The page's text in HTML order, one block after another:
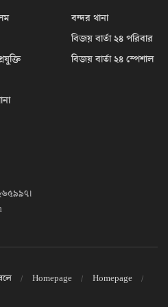
বন্দর থানা
বিজয় বার্তা ২৪ পরিবার
বিজয় বার্তা ২৪ স্পেশাল
Homepage
Homepage